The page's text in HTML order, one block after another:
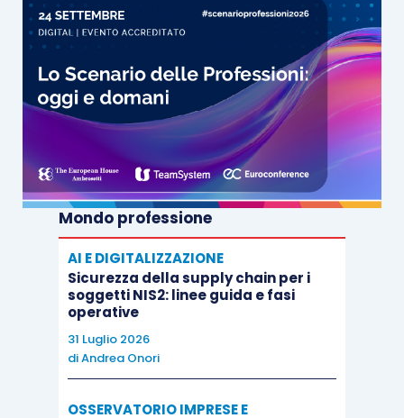
anzianità
contributiva
al
31/12/1995).
contributocalcolato sulreddito minimale
sarà
quindi pari a:
Titolare di qualunque
età e coadiuvanti o
coadiutori di età
superiore ai 21 anni
Mondo professione
AI E DIGITALIZZAZIONE
Sicurezza della supply chain per i
soggetti NIS2: linee guida e fasi
operative
31 Luglio 2026
diAndrea Onori
OSSERVATORIO IMPRESE E